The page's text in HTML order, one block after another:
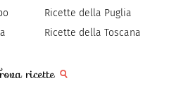
Ricette della Puglia
Ricette della Toscana
ricette